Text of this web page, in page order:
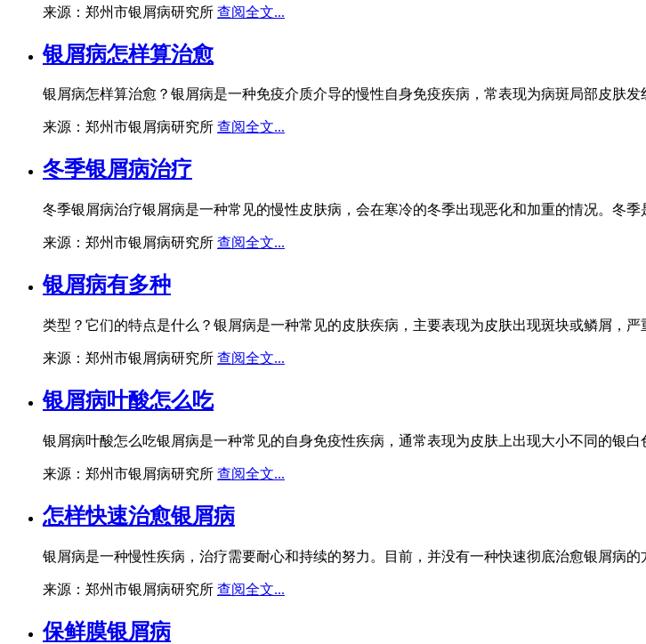
来源：郑州市银屑病研究所 查阅全文...
银屑病怎样算治愈
银屑病怎样算治愈？银屑病是一种免疫介质介导的慢性自身免疫疾病，常表现为病斑局部皮肤
来源：郑州市银屑病研究所 查阅全文...
冬季银屑病治疗
冬季银屑病治疗银屑病是一种常见的慢性皮肤病，会在寒冷的冬季出现恶化和加重的情况。冬
来源：郑州市银屑病研究所 查阅全文...
银屑病有多种
类型？它们的特点是什么？银屑病是一种常见的皮肤疾病，主要表现为皮肤出现斑块或鳞屑，
来源：郑州市银屑病研究所 查阅全文...
银屑病叶酸怎么吃
银屑病叶酸怎么吃银屑病是一种常见的自身免疫性疾病，通常表现为皮肤上出现大小不同的银
来源：郑州市银屑病研究所 查阅全文...
怎样快速治愈银屑病
银屑病是一种慢性疾病，治疗需要耐心和持续的努力。目前，并没有一种快速彻底治愈银屑病
来源：郑州市银屑病研究所 查阅全文...
保鲜膜银屑病